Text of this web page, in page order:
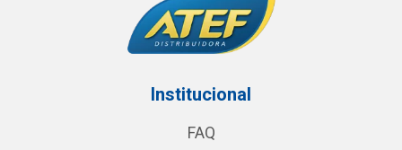
Institucional
FAQ